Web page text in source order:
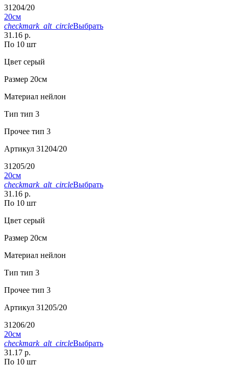
31204/20
20см
checkmark_alt_circleВыбрать
31.16 р.
По 10 шт
Цвет серый
Размер 20см
Материал нейлон
Тип тип 3
Прочее тип 3
Артикул 31204/20
31205/20
20см
checkmark_alt_circleВыбрать
31.16 р.
По 10 шт
Цвет серый
Размер 20см
Материал нейлон
Тип тип 3
Прочее тип 3
Артикул 31205/20
31206/20
20см
checkmark_alt_circleВыбрать
31.17 р.
По 10 шт